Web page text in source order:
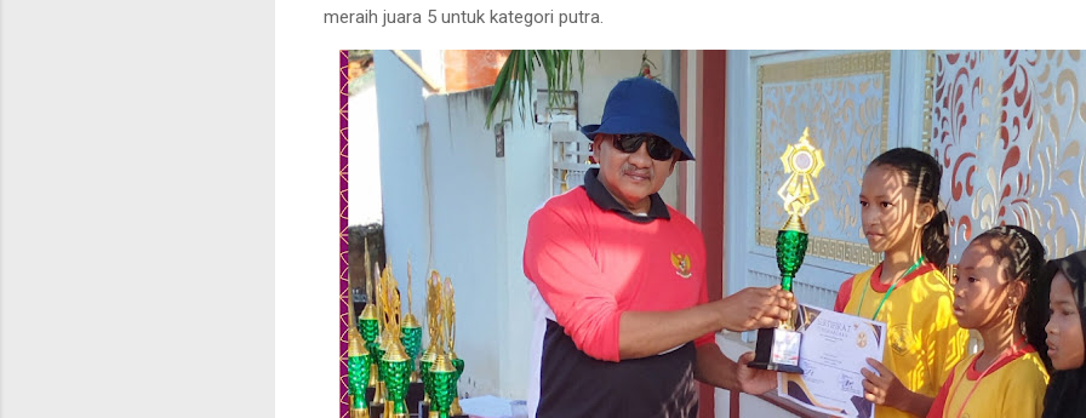
meraih juara 5 untuk kategori putra.